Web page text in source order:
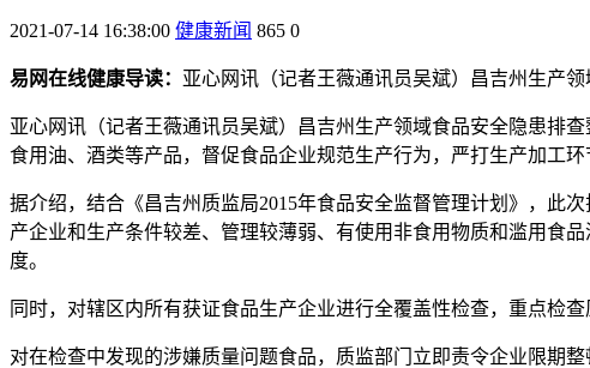
2021-07-14 16:38:00 健康新闻 865 0
易网在线健康导读： 亚心网讯（记者王薇通讯员吴斌）昌吉州生产
亚心网讯（记者王薇通讯员吴斌）昌吉州生产领域食品安全隐患排
食用油、酒类等产品，督促食品企业规范生产行为，严打生产加工
据介绍，结合《昌吉州质监局2015年食品安全监督管理计划》，此
产企业和生产条件较差、管理较薄弱、有使用非食用物质和滥用食
度。
同时，对辖区内所有获证食品生产企业进行全覆盖性检查，重点检
对在检查中发现的涉嫌质量问题食品，质监部门立即责令企业限期